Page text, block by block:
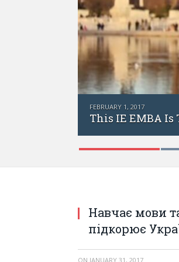
FEBRUARY 1, 2017
This IE EMBA Is
Навчає мови
підкорює
ON JANUARY 31, 2017